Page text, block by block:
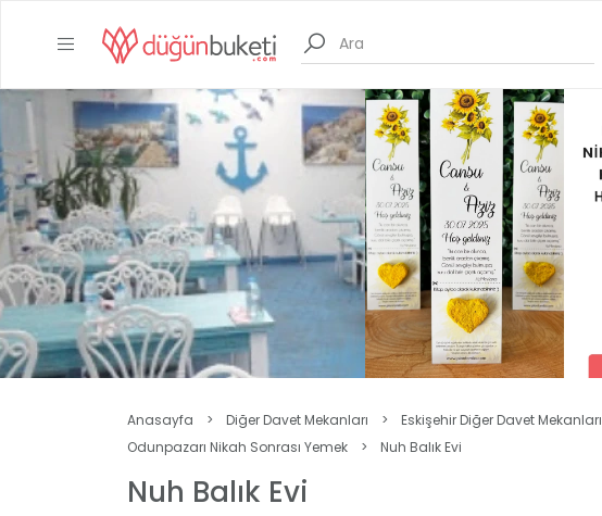
Anasayfa > Diğer Davet Mekanları > Eskişehir Diğer Davet Mekanları
Odunpazarı Nikah Sonrası Yemek
> Nuh Balık Evi
Nuh Balık Evi